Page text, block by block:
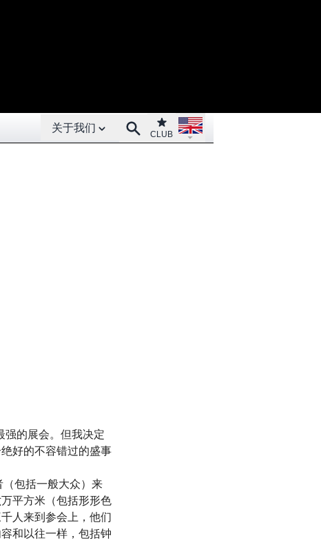
Open About menu
关于我们 SearchClub
CLUB
Open language menu
强的展会。但我决定
好的不容错过的盛事
包括一般大众）来
平方米（包括形形色
人来到参会上，他们
和以往一样，包括钟